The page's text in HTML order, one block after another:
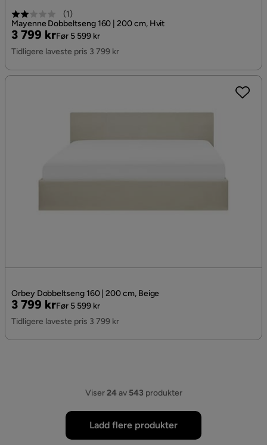
(1)
Mayenne Dobbeltseng 160 | 200 cm, Hvit
Pris
3 799 kr
Original
Pris
Før 5 599 kr
Tidligere laveste pris 3 799 kr
Orbey Dobbeltseng 160 | 200 cm, Beige
Pris
3 799 kr
Original
Pris
Før 5 599 kr
Tidligere laveste pris 3 799 kr
Viser24av 543 produkter
Ladd flere produkter